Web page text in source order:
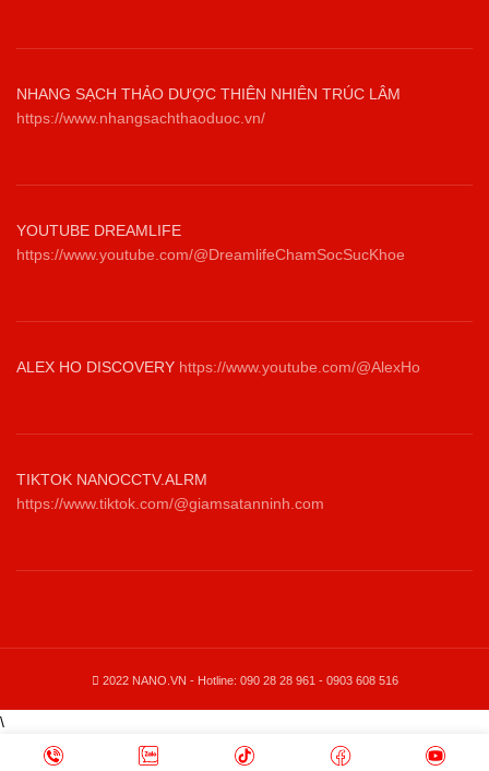
NHANG SẠCH THẢO DƯỢC THIÊN NHIÊN TRÚC LÂM
https://www.nhangsachthaoduoc.vn/
YOUTUBE DREAMLIFE
https://www.youtube.com/@DreamlifeChamSocSucKhoe
ALEX HO DISCOVERY https://www.youtube.com/@AlexHo
TIKTOK NANOCCTV.ALRM
https://www.tiktok.com/@giamsatanninh.com
2022 NANO.VN - Hotline: 090 28 28 961 - 0903 608 516
\